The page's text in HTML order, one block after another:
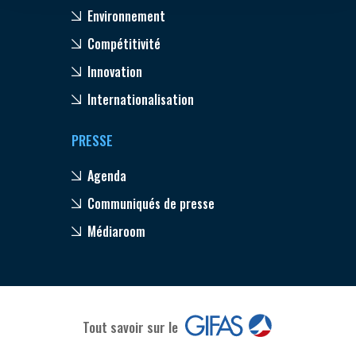
Environnement
Compétitivité
Innovation
Internationalisation
PRESSE
Agenda
Communiqués de presse
Médiaroom
Tout savoir sur le